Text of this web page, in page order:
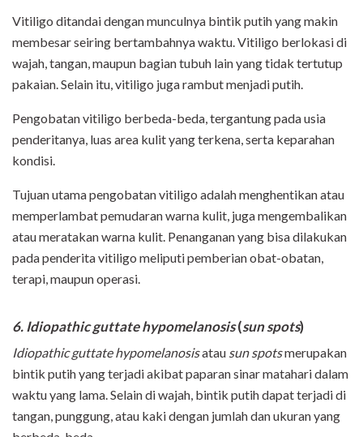
Vitiligo ditandai dengan munculnya bintik putih yang makin
membesar seiring bertambahnya waktu. Vitiligo berlokasi di
wajah, tangan, maupun bagian tubuh lain yang tidak tertutup
pakaian. Selain itu, vitiligo juga rambut menjadi putih.
Pengobatan vitiligo berbeda-beda, tergantung pada usia
penderitanya, luas area kulit yang terkena, serta keparahan
kondisi.
Tujuan utama pengobatan vitiligo adalah menghentikan atau
memperlambat pemudaran warna kulit, juga mengembalikan
atau meratakan warna kulit. Penanganan yang bisa dilakukan
pada penderita vitiligo meliputi pemberian obat-obatan,
terapi, maupun operasi.
6. Idiopathic guttate hypomelanosis(sun spots)
Idiopathic guttate hypomelanosisatau sun spotsmerupakan
bintik putih yang terjadi akibat paparan sinar matahari dalam
waktu yang lama. Selain di wajah, bintik putih dapat terjadi di
tangan, punggung, atau kaki dengan jumlah dan ukuran yang